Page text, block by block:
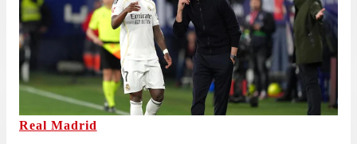
Real Madrid